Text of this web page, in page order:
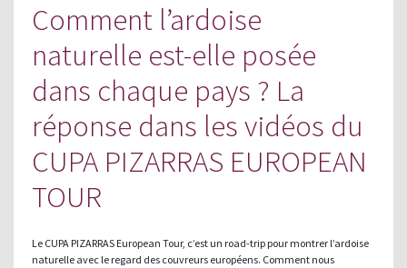
Comment l’ardoise
naturelle est-elle posée
dans chaque pays ? La
réponse dans les vidéos du
CUPA PIZARRAS EUROPEAN
TOUR
Le CUPA PIZARRAS European Tour, c’est un road-trip pour montrer l’ardoise
naturelle avec le regard des couvreurs européens. Comment nous